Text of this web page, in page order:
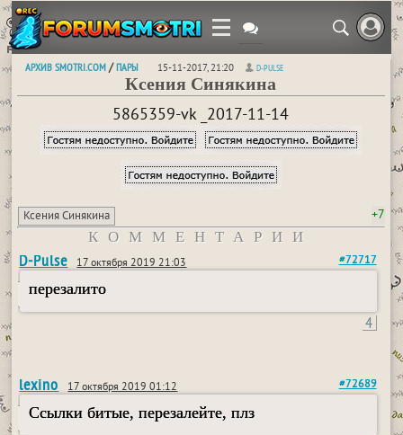
АРХИВ SMOTRI.COM /ПАРЫ 15-11-2017, 21:20 D-PULSE
Ксения Синякина
5865359-vk _2017-11-14
Ксения Синякина +7
КОММЕНТАРИИ
D-Pulse 17 октября 2019 21:03 #72717
перезалито
4
lexino 17 октября 2019 01:12 #72689
Ссылки битые, перезалейте, плз